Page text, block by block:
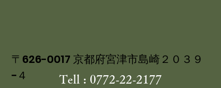
〒626-0017 京都府宮津市島崎２０３９
−４
Tell : 0772-22-2177